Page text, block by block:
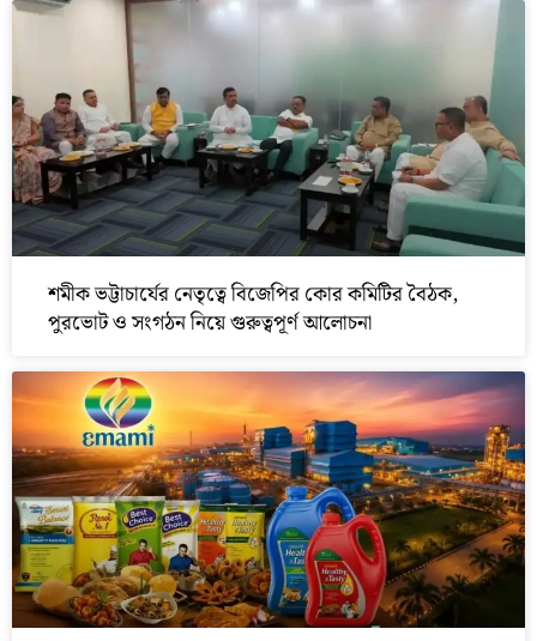
শমীক ভট্টাচার্যের নেতৃত্বে বিজেপির কোর কমিটির বৈঠক,
পুরভোট ও সংগঠন নিয়ে গুরুত্বপূর্ণ আলোচনা